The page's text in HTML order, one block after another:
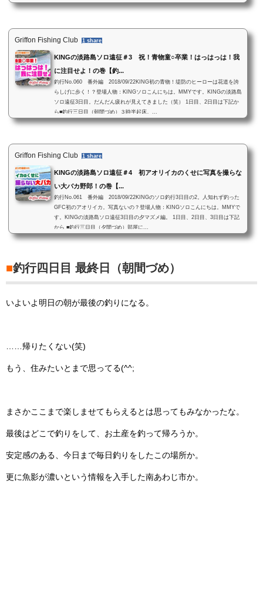
Griffon Fishing Club 1 share
KINGの淡路島ソロ遠征＃3 祝！青物童○卒業！はっはっは！我
に注目せよ！の巻【釣...
釣行No.060 番外編 2018/09/22KING初の青物！堤防のヒーローは花道を誇
らしげに歩く！？登場人物：KINGソロこんにちは。MMYです。KINGの淡路島
ソロ遠征3日目。だんだん疲れが見えてきました（笑） 1日目、2日目は下記か
ら■釣行三日目（朝間づめ）３時半起床。...
Griffon Fishing Club 1 share
KINGの淡路島ソロ遠征＃4 初アオリイカのくせに写真を撮らな
い大バカ野郎！の巻【...
釣行No.061 番外編 2018/09/22KINGのソロ釣行3日目の2。人知れず釣った
GFC初のアオリイカ。写真ないの？登場人物：KINGソロこんにちは。MMYで
す。KINGの淡路島ソロ遠征3日目の夕マズメ編。 1日目、2日目、3日目は下記
から ■釣行三日目（夕間づめ）部屋に...
■釣行四日目 最終日（朝間づめ）
いよいよ明日の朝が最後の釣りになる。
……帰りたくない(笑)
もう、住みたいとまで思ってる(^^;
まさかここまで楽しませてもらえるとは思ってもみなかったな。
最後はどこで釣りをして、お土産を釣って帰ろうか。
安定感のある、今日まで毎日釣りをしたこの場所か。
更に魚影が濃いという情報を入手した南あわじ市か。